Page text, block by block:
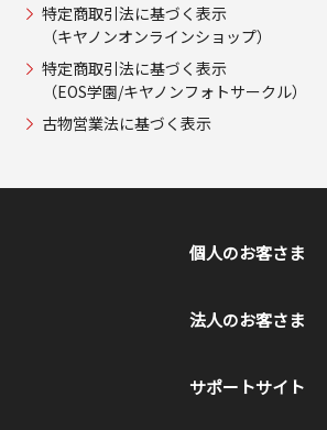
特定商取引法に基づく表示
（キヤノンオンラインショップ）
特定商取引法に基づく表示
（EOS学園/キヤノンフォトサークル）
古物営業法に基づく表示
個人のお客さま
法人のお客さま
サポートサイト